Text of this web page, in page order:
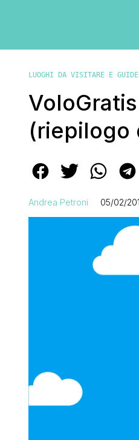
LUOGHI DA VISITARE E
(riepilogo
Andrea Petroni 05/02/